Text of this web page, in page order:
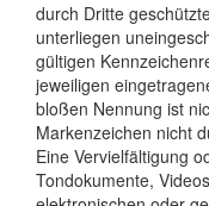
durch Dritte
unterliegen
gültigen
jeweiligen
bloßen Nennung ist
Markenzeichen nicht
Eine Vervielfältigung
Tondokumente,